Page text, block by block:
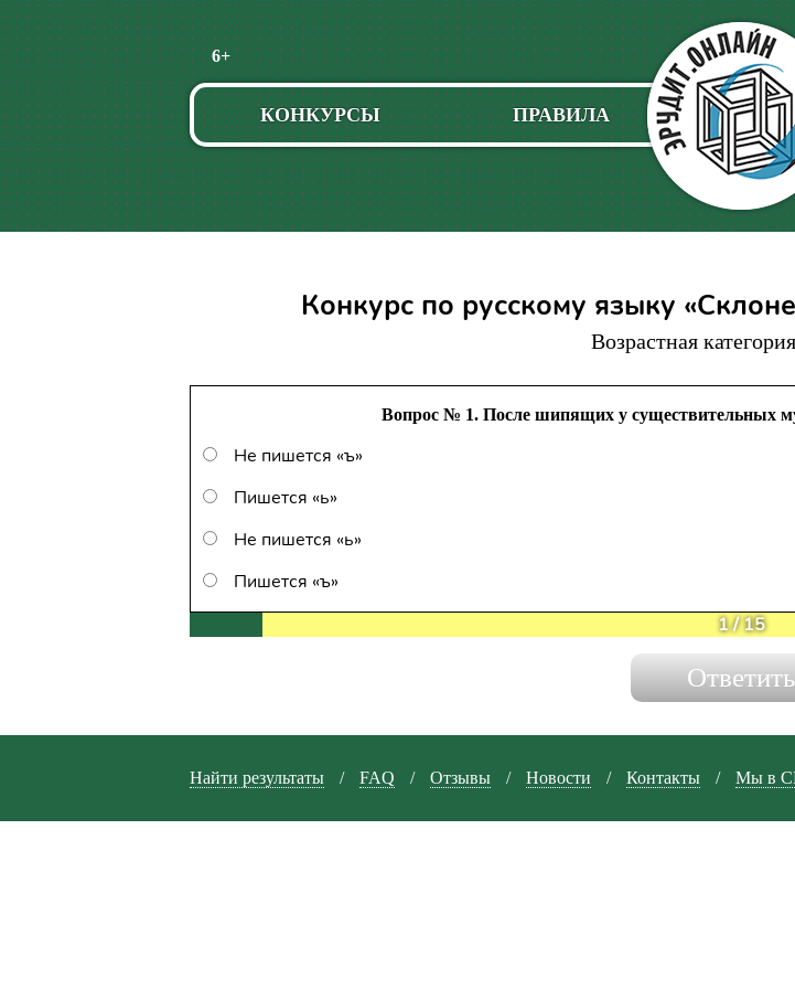
6+
Пропустить
навигацию
КОНКУРСЫ ПРАВИЛА
Конкурс по русскому языку
Возрастная
Вопрос № 1. После шипящих у существительных
Не пишется «ъ»
Пишется «ь»
Не пишется «ь»
Пишется «ъ»
1/15
Найти результаты / FAQ / Отзывы / Новости / Контакты / Мы в